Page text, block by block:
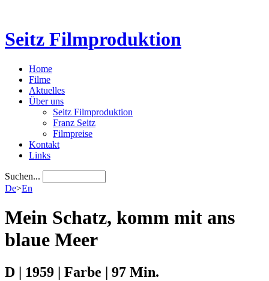
Seitz Filmproduktion
Home
Filme
Aktuelles
Über uns
Seitz Filmproduktion
Franz Seitz
Filmpreise
Kontakt
Links
Suchen...
De>En
Mein Schatz, komm mit ans
blaue Meer
D | 1959 | Farbe | 97 Min.